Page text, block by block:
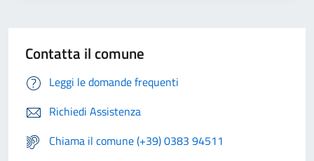
Contatta il comune
Leggi le domande frequenti
Richiedi Assistenza
Chiama il comune (+39) 0383 94511